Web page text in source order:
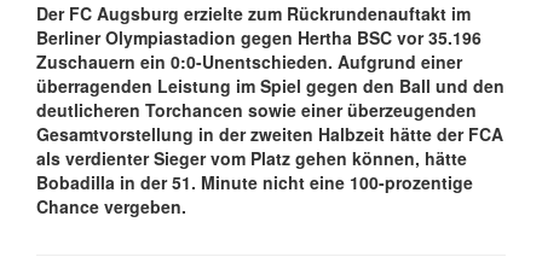
Der FC Augsburg erzielte zum Rückrundenauftakt im
Berliner Olympiastadion gegen Hertha BSC vor 35.196
Zuschauern ein 0:0-Unentschieden. Aufgrund einer
überragenden Leistung im Spiel gegen den Ball und den
deutlicheren Torchancen sowie einer überzeugenden
Gesamtvorstellung in der zweiten Halbzeit hätte der FCA
als verdienter Sieger vom Platz gehen können, hätte
Bobadilla in der 51. Minute nicht eine 100-prozentige
Chance vergeben.